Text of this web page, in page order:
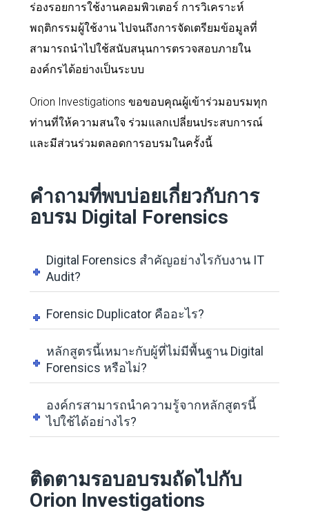
ร่องรอยการใช้งานคอมพิวเตอร์ การวิเคราะห์
พฤติกรรมผู้ใช้งาน ไปจนถึงการจัดเตรียมข้อมูลที่
สามารถนำไปใช้สนับสนุนการตรวจสอบภายใน
องค์กรได้อย่างเป็นระบบ
Orion Investigations ขอขอบคุณผู้เข้าร่วมอบรมทุก
ท่านที่ให้ความสนใจ ร่วมแลกเปลี่ยนประสบการณ์
และมีส่วนร่วมตลอดการอบรมในครั้งนี้
คำถามที่พบบ่อยเกี่ยวกับการ
อบรม Digital Forensics
Digital Forensics สำคัญอย่างไรกับงาน IT
Audit?
Forensic Duplicator คืออะไร?
หลักสูตรนี้เหมาะกับผู้ที่ไม่มีพื้นฐาน Digital
Forensics หรือไม่?
องค์กรสามารถนำความรู้จากหลักสูตรนี้
ไปใช้ได้อย่างไร?
ติดตามรอบอบรมถัดไปกับ
Orion Investigations